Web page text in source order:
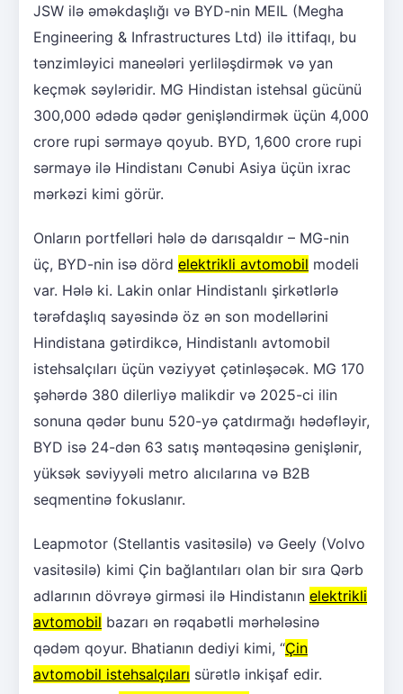
JSW ilə əməkdaşlığı və BYD-nin MEIL (Megha
Engineering & Infrastructures Ltd) ilə ittifaqı, bu
tənzimləyici maneələri yerliləşdirmək və yan
keçmək səyləridir. MG Hindistan istehsal gücünü
300,000 ədədə qədər genişləndirmək üçün 4,000
crore rupi sərmayə qoyub. BYD, 1,600 crore rupi
sərmayə ilə Hindistanı Cənubi Asiya üçün ixrac
mərkəzi kimi görür.
Onların portfelləri hələ də darısqaldır – MG-nin
üç, BYD-nin isə dörd elektrikli avtomobil modeli
var. Hələ ki. Lakin onlar Hindistanlı şirkətlərlə
tərəfdaşlıq sayəsində öz ən son modellərini
Hindistana gətirdikcə, Hindistanlı avtomobil
istehsalçıları üçün vəziyyət çətinləşəcək. MG 170
şəhərdə 380 dilerliyə malikdir və 2025-ci ilin
sonuna qədər bunu 520-yə çatdırmağı hədəfləyir,
BYD isə 24-dən 63 satış məntəqəsinə genişlənir,
yüksək səviyyəli metro alıcılarına və B2B
seqmentinə fokuslanır.
Leapmotor (Stellantis vasitəsilə) və Geely (Volvo
vasitəsilə) kimi Çin bağlantıları olan bir sıra Qərb
adlarının dövrəyə girməsi ilə Hindistanın elektrikli
avtomobil bazarı ən rəqabətli mərhələsinə
qədəm qoyur. Bhatianın dediyi kimi, “Çin
avtomobil istehsalçıları sürətlə inkişaf edir.